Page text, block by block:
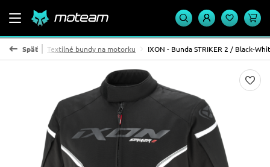
Späť
bundy Textilné bundy na motorku IXON - Bunda STRIKER 2 / Black-